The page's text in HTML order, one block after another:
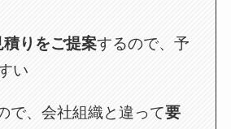
りをご提案するので、予
い
で、会社組織と違って要